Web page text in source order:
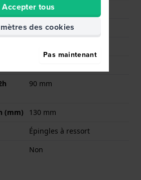
Noir
Noir
90 mm
(mm)
130 mm
Épingles à ressort
Non
Accepter tous
des cookies
Pas maintenant